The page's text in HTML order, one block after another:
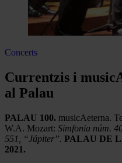
Concerts
Currentzis i
al Palau
PALAU 100. musicAeterna.
W.A. Mozart: Simfonia núm.
551, “Júpiter”. PALAU DE
2021.